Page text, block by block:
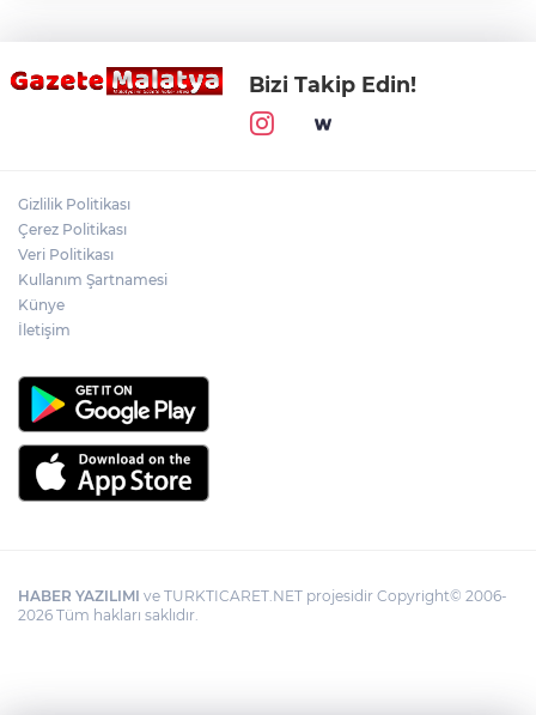
Bizi Takip Edin!
Gizlilik Politikası
Çerez Politikası
Veri Politikası
Kullanım Şartnamesi
Künye
İletişim
HABER YAZILIMI ve TURKTICARET.NET projesidir Copyright© 2006-
2026 Tüm hakları saklıdır.